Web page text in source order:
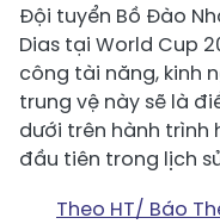
Đội tuyển Bồ Đào
Dias tại World Cup
công tài năng, kinh
trung vệ này sẽ là
dưới trên hành trình
đầu tiên trong lịch
Theo HT/ Báo